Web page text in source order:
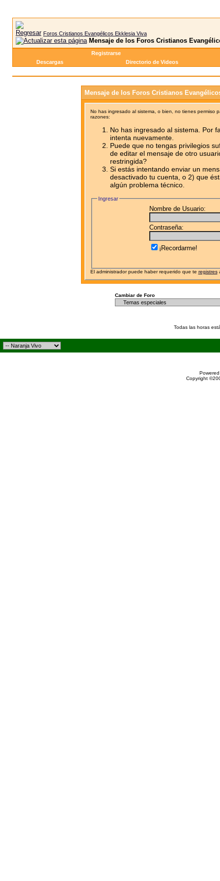
Foros Cristianos Evangélicos Ekklesia Viva
Mensaje de los Foros Cristianos
Registrarse
Descargas
Directorio de Videos
Mensaje de los Foros Cristianos
No has ingresado al sistema, o bien, no tienes permiso
razones:
No has ingresado al sistema. Por
intenta nuevamente.
Puede que no tengas privilegios
de editar el mensaje de otro
restringida?
Si estás intentando enviar un
desactivado tu cuenta, o 2) que
algún problema técnico.
Ingresar
Nombre de Usuario:
Contraseña:
¡Recordarme!
El administrador puede haber requerido que te registres
Cambiar de Foro
Todas las horas
Copyright